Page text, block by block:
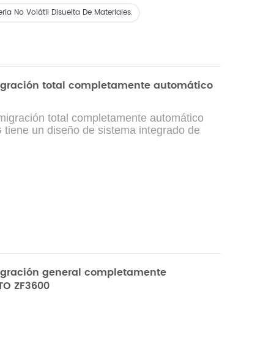
No Volátil Disuelta De Materiales.
total completamente automático
total completamente automático
tiene un diseño de sistema integrado de
sólidas, y a la prueba del contenido
en pruebas de calidad del agua.
general completamente
ZF3600